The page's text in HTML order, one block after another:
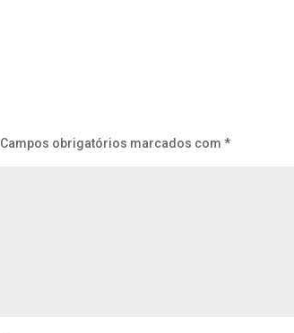
Campos obrigatórios marcados com *